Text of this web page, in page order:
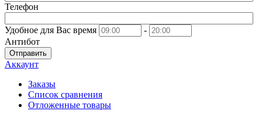
Телефон
Удобное для Вас время
-
Антибот
Отправить
Аккаунт
Заказы
Список сравнения
Отложенные товары